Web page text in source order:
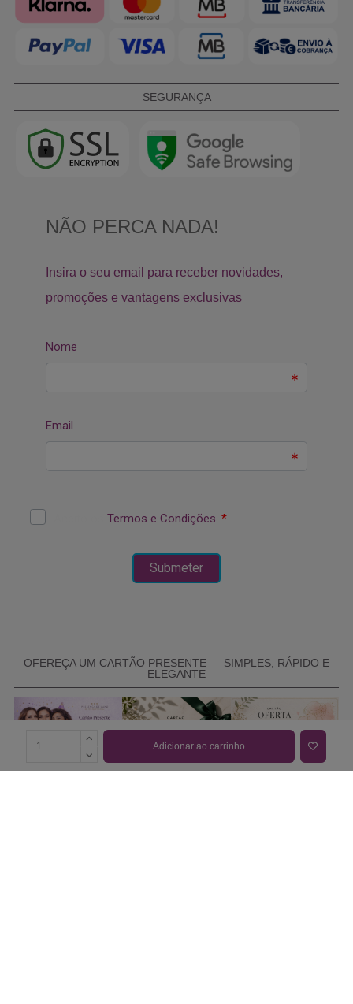
Adicionar ao carrinho
SEGURANÇA
OFEREÇA UM CARTÃO PRESENTE — SIMPLES, RÁPIDO E
ELEGANTE